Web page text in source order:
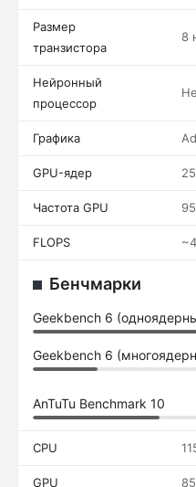
Размер
транзистора
8
Нейронный
процессор
Графика
GPU-ядер
Частота GPU
FLOPS
Бенчмарки
Geekbench 6
Geekbench 6
AnTuTu Benchmark 10
CPU
GPU